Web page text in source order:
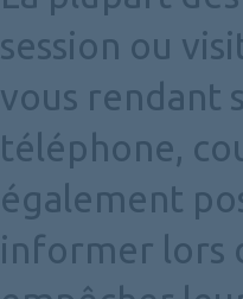
session ou
vous rendant
téléphone,
également
informer lors